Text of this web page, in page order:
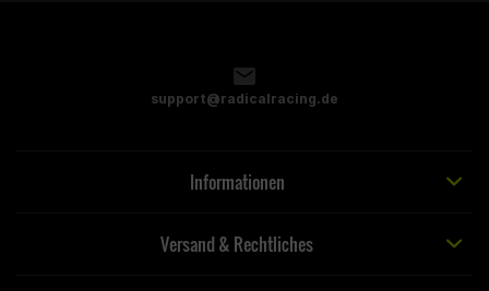
support@radicalracing.de
Informationen
Versand & Rechtliches